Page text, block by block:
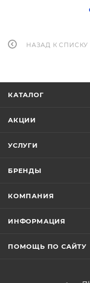
НАЗАД К СПИСКУ
КАТАЛОГ
АКЦИИ
УСЛУГИ
БРЕНДЫ
КОМПАНИЯ
ИНФОРМАЦИЯ
ПОМОЩЬ ПО САЙТУ